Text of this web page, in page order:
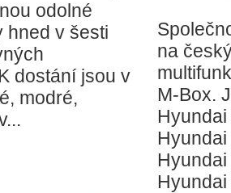
odolné
hned v šesti
dostání jsou v
modré,
na
M-Box.